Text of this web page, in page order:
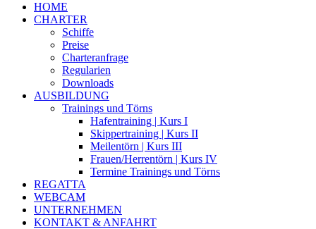
HOME
CHARTER
Schiffe
Preise
Charteranfrage
Regularien
Downloads
AUSBILDUNG
Trainings und Törns
Hafentraining | Kurs I
Skippertraining | Kurs II
Meilentörn | Kurs III
Frauen/Herrentörn | Kurs IV
Termine Trainings und Törns
REGATTA
WEBCAM
UNTERNEHMEN
KONTAKT & ANFAHRT